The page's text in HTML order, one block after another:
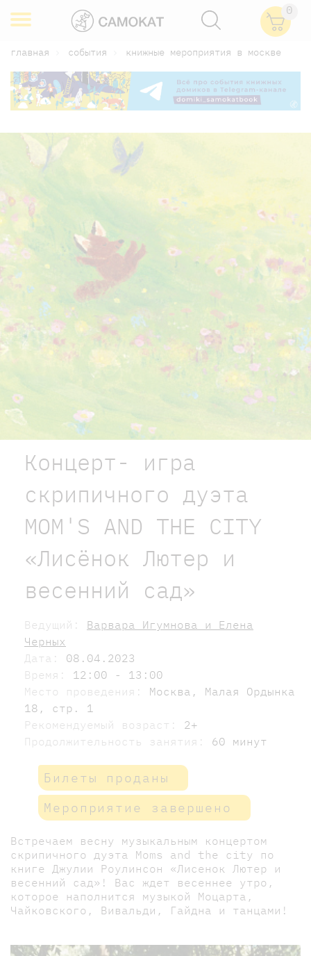
0
главная события книжные мероприятия в москве
Концерт- игра
скрипичного дуэта
MOM'S AND THE CITY
«Лисёнок Лютер и
весенний сад»
Ведущий: Варвара Игумнова и Елена
Черных
Дата: 08.04.2023
Время: 12:00 - 13:00
Место проведения: Москва, Малая Ордынка
18, стр. 1
Рекомендуемый возраст: 2+
Продолжительность занятия: 60 минут
Билеты проданы
Мероприятие завершено
Встречаем весну музыкальным концертом
скрипичного дуэта Moms and the city по
книге Джулии Роулинсон «Лисенок Лютер и
весенний сад»! Вас ждет весеннее утро,
которое наполнится музыкой Моцарта,
Чайковского, Вивальди, Гайдна и танцами!